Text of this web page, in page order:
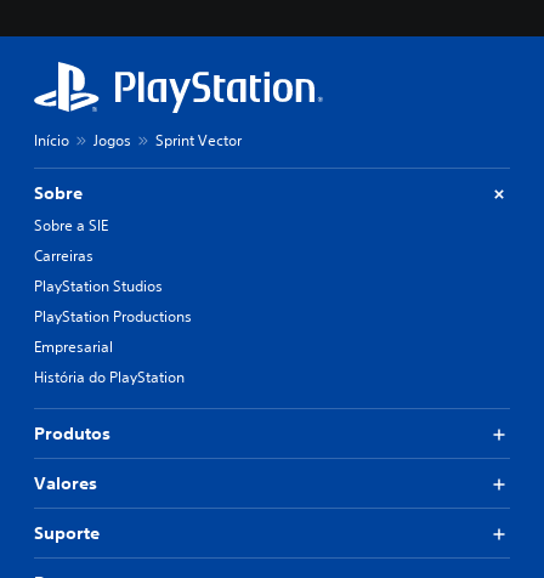
Início Jogos Sprint Vector
Sobre
Sobre a SIE
Carreiras
PlayStation Studios
PlayStation Productions
Empresarial
História do PlayStation
Produtos
Valores
Suporte